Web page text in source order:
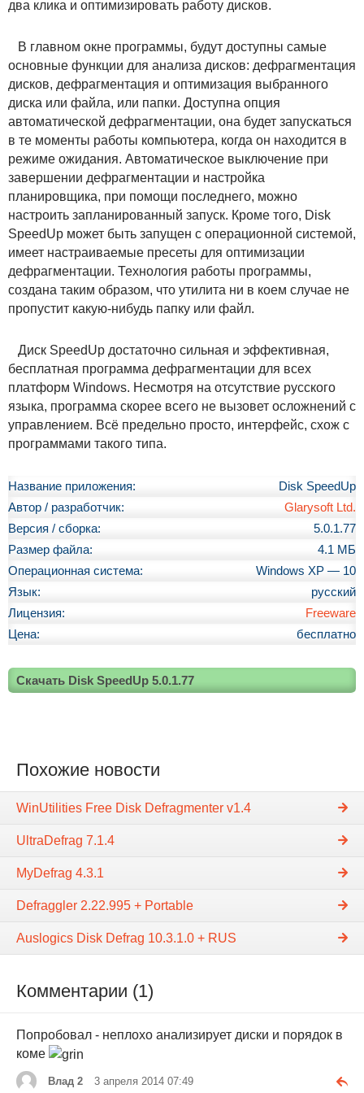
два клика и оптимизировать работу дисков.
В главном окне программы, будут доступны самые
основные функции для анализа дисков: дефрагментация
дисков, дефрагментация и оптимизация выбранного
диска или файла, или папки. Доступна опция
автоматической дефрагментации, она будет запускаться
в те моменты работы компьютера, когда он находится в
режиме ожидания. Автоматическое выключение при
завершении дефрагментации и настройка
планировщика, при помощи последнего, можно
настроить запланированный запуск. Кроме того, Disk
SpeedUp может быть запущен с операционной системой,
имеет настраиваемые пресеты для оптимизации
дефрагментации. Технология работы программы,
создана таким образом, что утилита ни в коем случае не
пропустит какую-нибудь папку или файл.
Диск SpeedUp достаточно сильная и эффективная,
бесплатная программа дефрагментации для всех
платформ Windows. Несмотря на отсутствие русского
языка, программа скорее всего не вызовет осложнений с
управлением. Всё предельно просто, интерфейс, схож с
программами такого типа.
Название приложения:
Disk SpeedUp
Автор / разработчик:
Glarysoft Ltd.
Версия / сборка:
5.0.1.77
Размер файла:
4.1 МБ
Операционная система:
Windows XP — 10
Язык:
русский
Лицензия:
Freeware
Цена:
бесплатно
Скачать Disk SpeedUp 5.0.1.77
Похожие новости
WinUtilities Free Disk Defragmenter v1.4
UltraDefrag 7.1.4
MyDefrag 4.3.1
Defraggler 2.22.995 + Portable
Auslogics Disk Defrag 10.3.1.0 + RUS
Комментарии (1)
Попробовал - неплохо анализирует диски и порядок в
коме
Влад 2 3 апреля 2014 07:49